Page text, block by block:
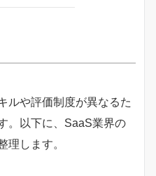
ルや評価制度が異なるた
。以下に、SaaS業界の
理します。